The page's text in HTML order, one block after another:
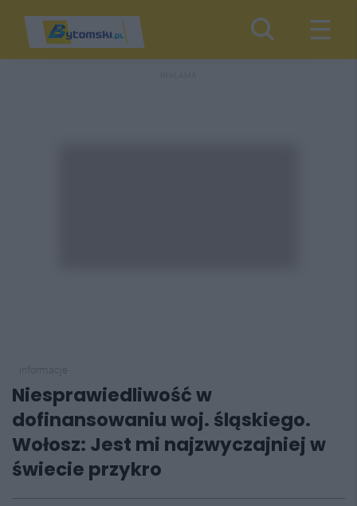
Niesprawiedliwość w
dofinansowaniu woj. śląskiego.
Wołosz: Jest mi najzwyczajniej w
świecie przykro